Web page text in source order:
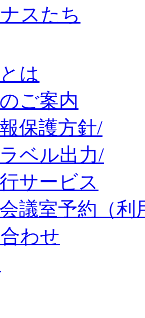
スたち
は
ご案内
保護方針/
ベル出力/
サービス
議室予約（利
わせ